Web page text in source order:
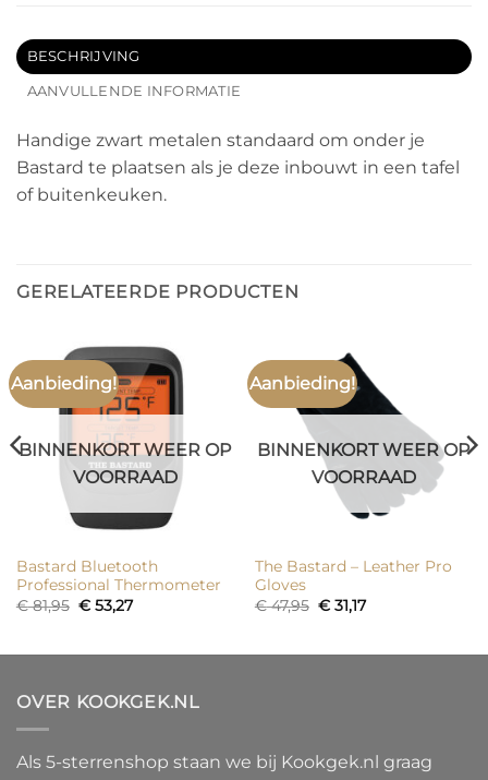
BESCHRIJVING
AANVULLENDE INFORMATIE
Handige zwart metalen standaard om onder je
Bastard te plaatsen als je deze inbouwt in een tafel
of buitenkeuken.
GERELATEERDE PRODUCTEN
Aanbieding!
BINNENKORT WEER OP
VOORRAAD
Bastard Bluetooth
Professional Thermometer
€81,95 Oorspronkelijke
€53,27Huidige
Aanbieding!
BINNENKORT WEER OP
VOORRAAD
The Bastard – Leather Pro
Gloves
€47,95 Oorspronkelijke
prijs
€31,17Huidige
OVER KOOKGEK.NL
Als 5-sterrenshop staan we bij Kookgek.nl graag